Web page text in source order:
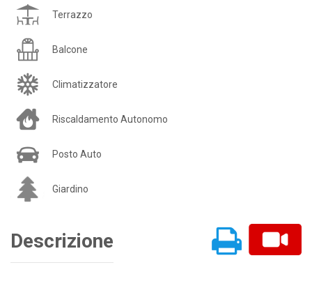
Terrazzo
Balcone
Climatizzatore
Riscaldamento Autonomo
Posto Auto
Giardino
Descrizione